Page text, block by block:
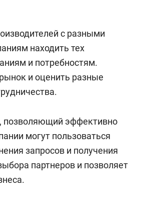
с разными
находить тех
и потребностям.
и оценить разные
позволяющий эффективно
могут пользоваться
запросов и получения
партнеров и позволяет